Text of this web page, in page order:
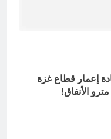
إعمار قطاع غزة
الأنفاق!